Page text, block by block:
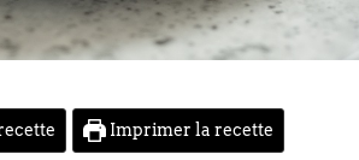
Imprimer la recette